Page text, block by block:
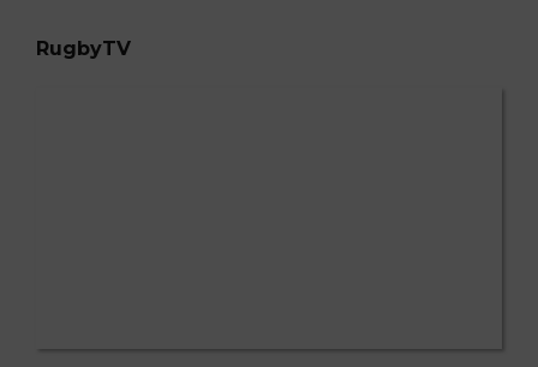
RugbyTV